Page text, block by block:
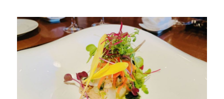
わ
い
を